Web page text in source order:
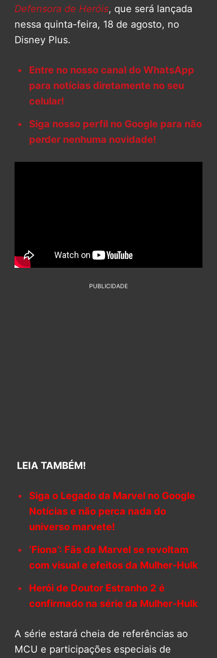
Defensora de Heróis, que será lançada
nessa quinta-feira, 18 de agosto, no
Disney Plus.
Entre no nosso canal do WhatsApp
para notícias diretamente no seu
celular!
Siga nosso perfil no Google para não
perder nenhuma novidade!
PUBLICIDADE
LEIA TAMBÉM!
Siga o Legado da Marvel no Google
Notícias e não perca nada do
universo marvete!
‘Fiona’: Fãs da Marvel se revoltam
com visual e efeitos da Mulher-Hulk
Herói de Doutor Estranho 2 é
confirmado na série da Mulher-Hulk
A série estará cheia de referências ao
MCU e participações especiais de